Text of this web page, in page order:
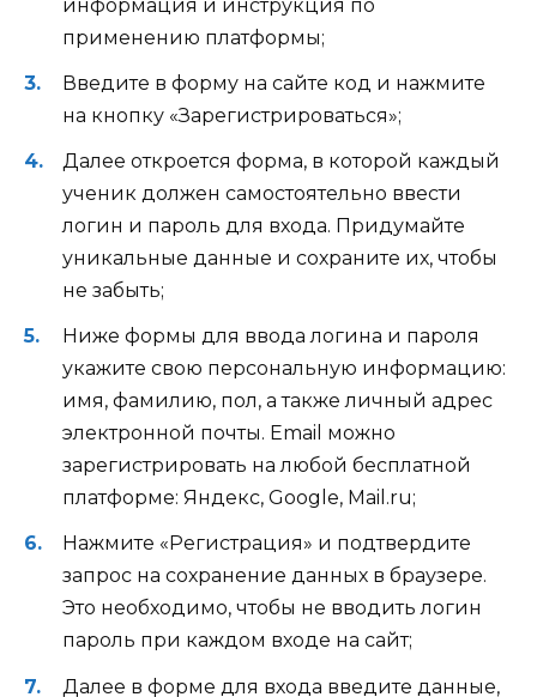
информация и инструкция по
применению платформы;
Введите в форму на сайте код и нажмите
на кнопку «Зарегистрироваться»;
Далее откроется форма, в которой каждый
ученик должен самостоятельно ввести
логин и пароль для входа. Придумайте
уникальные данные и сохраните их, чтобы
не забыть;
Ниже формы для ввода логина и пароля
укажите свою персональную информацию:
имя, фамилию, пол, а также личный адрес
электронной почты. Email можно
зарегистрировать на любой бесплатной
платформе: Яндекс, Google, Mail.ru;
Нажмите « Регистрация» и подтвердите
запрос на сохранение данных в браузере.
Это необходимо, чтобы не вводить логин
пароль при каждом входе на сайт;
Далее в форме для входа введите данные,